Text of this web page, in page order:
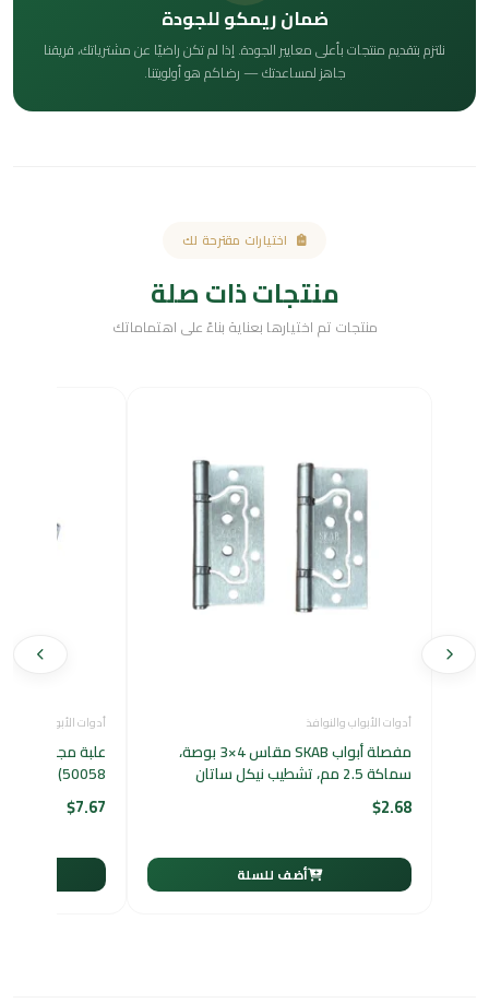
ضمان ريمكو للجودة
نلتزم بتقديم منتجات بأعلى معايير الجودة. إذا لم تكن راضيًا عن مشترياتك، فريقنا
جاهز لمساعدتك — رضاكم هو أولويتنا.
اختيارات مقترحة لك
منتجات ذات صلة
منتجات تم اختيارها بعناية بناءً على اهتماماتك
أدوات الأبواب والنوافذ
مفصلة أبواب SKAB مقاس 4×3 بوصة،
سماكة 2.5 مم، تشطيب نيكل ساتان
$2.68
أضف للسلة
أدوات الأبواب والنوافذ
علبة مجوز
50058)
$7.67